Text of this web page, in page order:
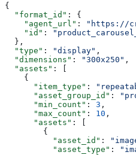
{
  "format_id"
: {
    "agent_url"
:
"https://
    "id"
:
  },
  "type"
: "display" ,
  "dimensions"
: "300x250" ,
  "assets"
: [
    {
      "item_type"
:
      "asset_group_id"
:
      "min_count"
: 3 ,
      "max_count"
: 10 ,
      "assets"
: [
        {
          "asset_id"
:
          "asset_type"
: